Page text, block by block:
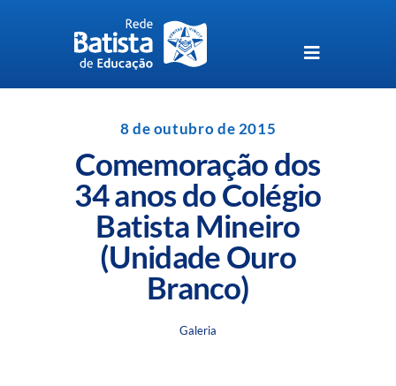
Toggle
Navigation
Perguntas Frequentes
Blog da Rede Batista
8 de outubro de 2015
Comemoração dos
34 anos do Colégio
Batista Mineiro
(Unidade Ouro
Branco)
Galeria